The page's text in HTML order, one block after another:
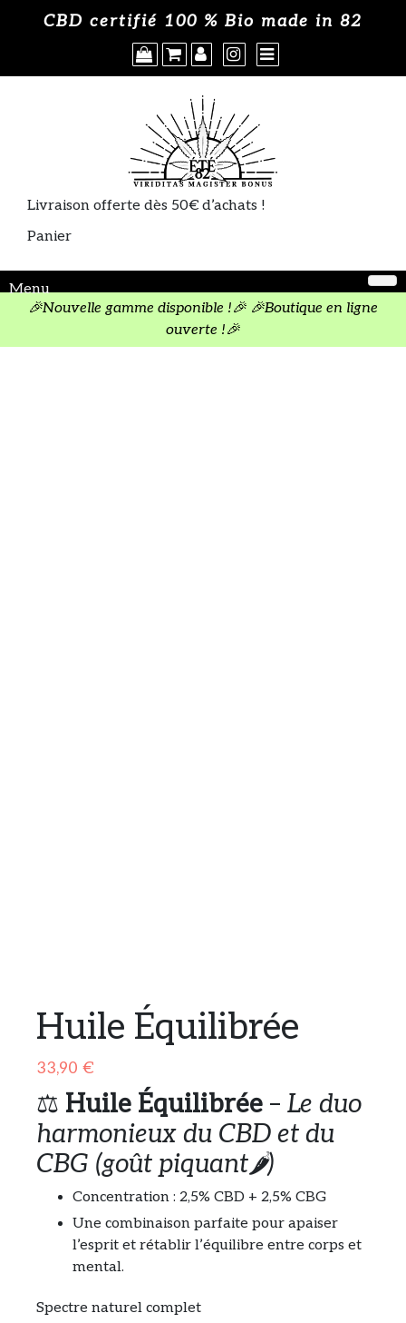
CBD certifié 100 % Bio made in 82
Livraison offerte dès 50€ d’achats !
Panier
Menu
🎉Nouvelle gamme disponible !🎉 🎉Boutique en ligne
ouverte !🎉
Huile Équilibrée
33,90 €
⚖️ Huile Équilibrée – Le duo
harmonieux du CBD et du
CBG (goût piquant🌶️)
Concentration : 2,5% CBD + 2,5% CBG
Une combinaison parfaite pour apaiser
l’esprit et rétablir l’équilibre entre corps et
mental.
Spectre naturel complet
×
Où acheter
A propos
Politique de cookies